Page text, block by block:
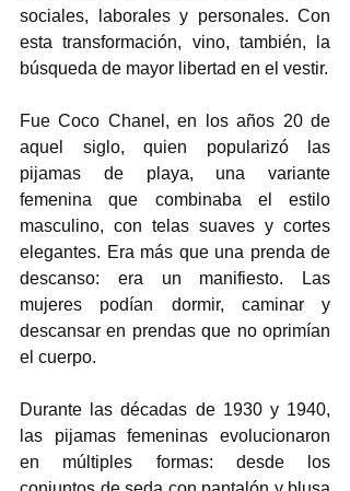
sociales, laborales y personales. Con
esta transformación, vino, también, la
Fue Coco Chanel, en los años 20 de
aquel siglo, quien popularizó las
pijamas de playa, una variante
femenina que combinaba el estilo
masculino, con telas suaves y cortes
elegantes. Era más que una prenda de
descanso: era un manifiesto. Las
mujeres podían dormir, caminar y
descansar en prendas que no oprimían
el cuerpo.
Durante las décadas de 1930 y 1940,
las pijamas femeninas evolucionaron
en múltiples formas: desde los